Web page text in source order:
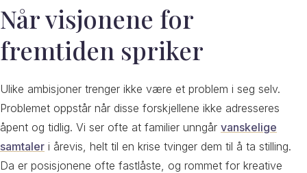
Når visjonene for
fremtiden spriker
Ulike ambisjoner trenger ikke være et problem i seg selv.
Problemet oppstår når disse forskjellene ikke adresseres
åpent og tidlig. Vi ser ofte at familier unngår vanskelige
samtaler i årevis, helt til en krise tvinger dem til å ta stilling.
Da er posisjonene ofte fastlåste, og rommet for kreative